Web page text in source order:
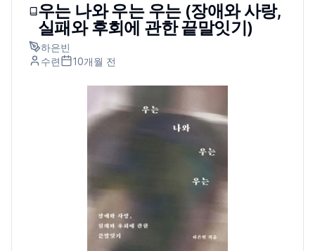
우는 나와 우는 우는 (장애와 사랑,
실패와 후회에 관한 끝말잇기)
하은빈
수련
10개월 전